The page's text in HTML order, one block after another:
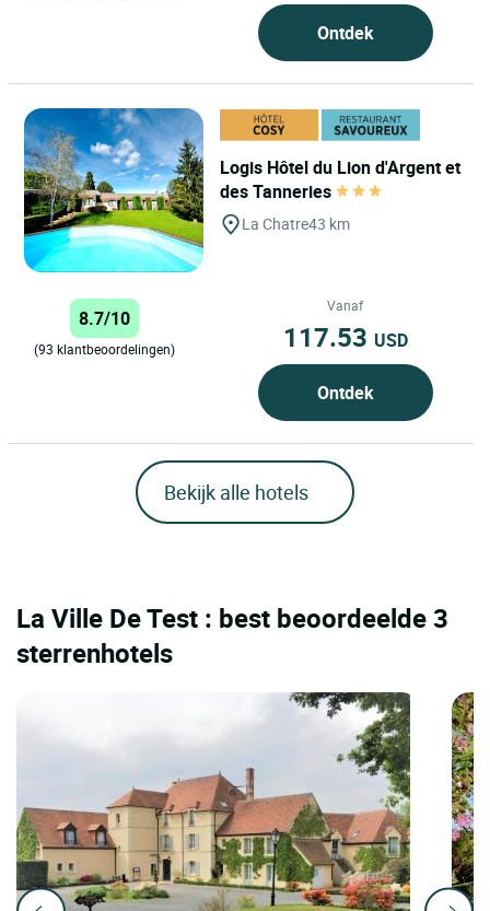
Ontdek
Logis Hôtel du Lion d'Argent et
des Tanneries
La Chatre43 km
8.7/10
(93 klantbeoordelingen)
Vanaf
117.53 USD
Ontdek
Bekijk alle hotels
La Ville De Test : best beoordeelde 3
sterrenhotels